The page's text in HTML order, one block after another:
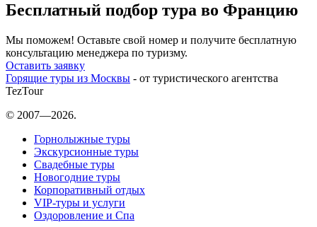
Бесплатный подбор тура во Францию
Мы поможем! Оставьте свой номер и получите бесплатную
консультацию менеджера по туризму.
Оставить заявку
Горящие туры из Москвы - от туристического агентства
TezTour
© 2007—2026.
Горнолыжные туры
Экскурсионные туры
Свадебные туры
Новогодние туры
Корпоративный отдых
VIP-туры и услуги
Оздоровление и Спа